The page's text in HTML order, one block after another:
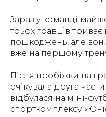
Зараз у команді
трьох гравців триває
пошкоджень, але
вже на першому
Після пробіжки на
очікувала друга
відбулася на міні-
спорткомплексу